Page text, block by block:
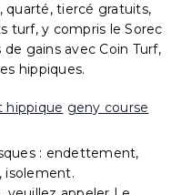
quarté, tiercé gratuits,
turf, y compris le Sorec
gains avec Coin Turf,
hippiques.
hippique geny course
: endettement,
isolement.